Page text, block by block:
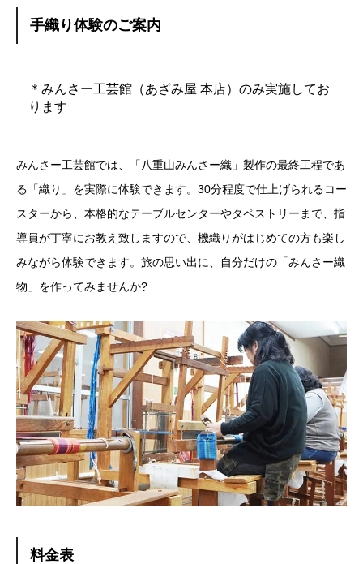
手織り体験のご案内
＊みんさー工芸館（あざみ屋 本店）のみ実施してお
ります
みんさー工芸館では、「八重山みんさー織」製作の最終工程であ
る「織り」を実際に体験できます。30分程度で仕上げられるコー
スターから、本格的なテーブルセンターやタペストリーまで、指
導員が丁寧にお教え致しますので、機織りがはじめての方も楽し
みながら体験できます。旅の思い出に、自分だけの「みんさー織
物」を作ってみませんか?
料金表